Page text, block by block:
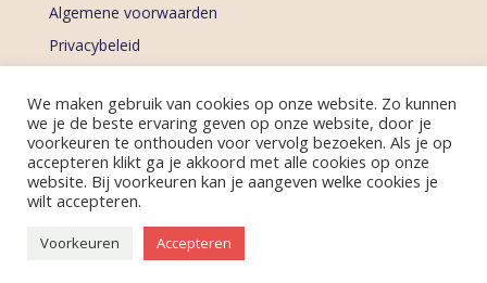
Algemene voorwaarden
Privacybeleid
Ontvang de nieuwsbrief
We maken gebruik van cookies op onze website. Zo kunnen
we je de beste ervaring geven op onze website, door je
voorkeuren te onthouden voor vervolg bezoeken. Als je op
accepteren klikt ga je akkoord met alle cookies op onze
website. Bij voorkeuren kan je aangeven welke cookies je
wilt accepteren.
Voorkeuren Accepteren